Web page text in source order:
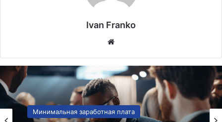
Ivan Franko
Минимальная заработная плата